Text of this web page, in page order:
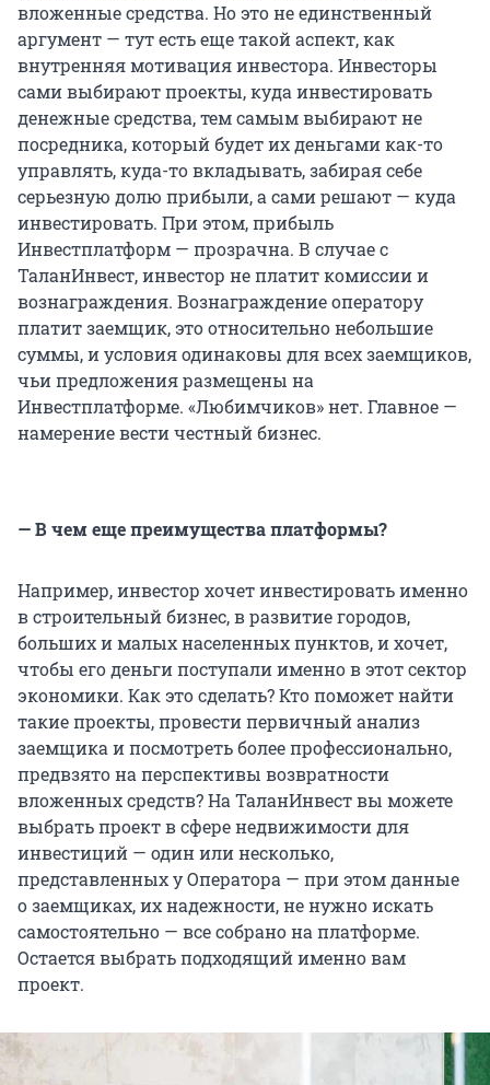
вложенные средства. Но это не единственный
аргумент — тут есть еще такой аспект, как
внутренняя мотивация инвестора. Инвесторы
сами выбирают проекты, куда инвестировать
денежные средства, тем самым выбирают не
посредника, который будет их деньгами как-то
управлять, куда-то вкладывать, забирая себе
серьезную долю прибыли, а сами решают — куда
инвестировать. При этом, прибыль
Инвестплатформ — прозрачна. В случае с
ТаланИнвест, инвестор не платит комиссии и
вознаграждения. Вознаграждение оператору
платит заемщик, это относительно небольшие
суммы, и условия одинаковы для всех заемщиков,
чьи предложения размещены на
Инвестплатформе. «Любимчиков» нет. Главное —
намерение вести честный бизнес.
— В чем еще преимущества платформы?
Например, инвестор хочет инвестировать именно
в строительный бизнес, в развитие городов,
больших и малых населенных пунктов, и хочет,
чтобы его деньги поступали именно в этот сектор
экономики. Как это сделать? Кто поможет найти
такие проекты, провести первичный анализ
заемщика и посмотреть более профессионально,
предвзято на перспективы возвратности
вложенных средств? На ТаланИнвест вы можете
выбрать проект в сфере недвижимости для
инвестиций — один или несколько,
представленных у Оператора — при этом данные
о заемщиках, их надежности, не нужно искать
самостоятельно — все собрано на платформе.
Остается выбрать подходящий именно вам
проект.